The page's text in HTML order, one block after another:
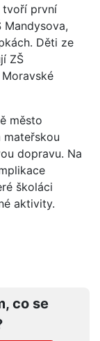
tvoří první
Děti ze
ZŠ
město
dopravu. Na
školáci
aktivity.
co se